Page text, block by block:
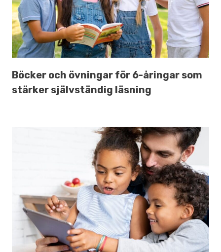
Böcker och övningar för 6-åringar som
stärker självständig läsning